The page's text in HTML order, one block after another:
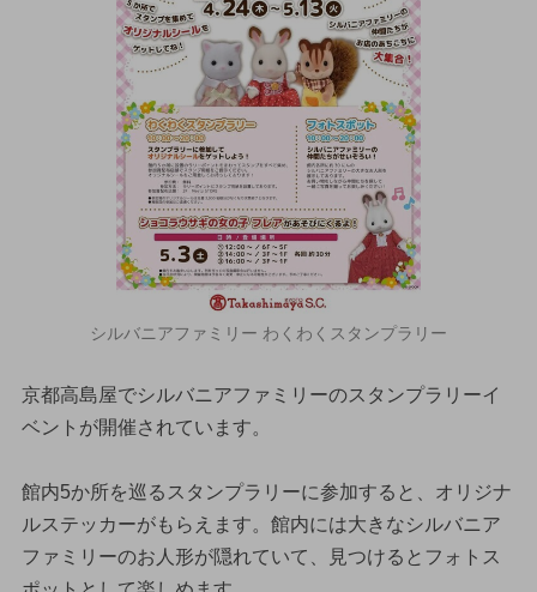
シルバニアファミリー わくわくスタンプラリー
京都高島屋でシルバニアファミリーのスタンプラリーイ
ベントが開催されています。
館内5か所を巡るスタンプラリーに参加すると、オリジナ
ルステッカーがもらえます。館内には大きなシルバニア
ファミリーのお人形が隠れていて、見つけるとフォトス